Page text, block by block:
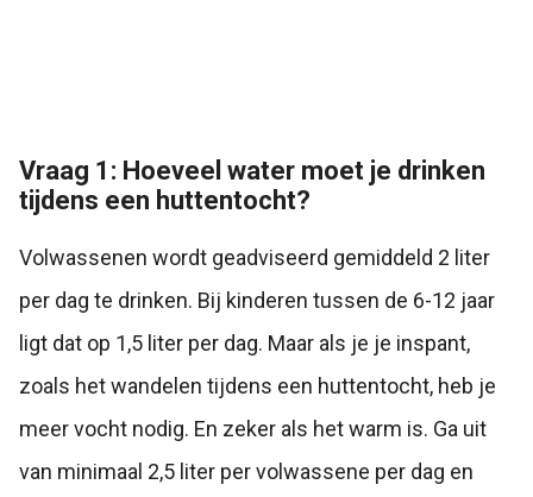
Vraag 1: Hoeveel water moet je drinken
tijdens een huttentocht?
Volwassenen wordt geadviseerd gemiddeld 2 liter
per dag te drinken. Bij kinderen tussen de 6-12 jaar
ligt dat op 1,5 liter per dag. Maar als je je inspant,
zoals het wandelen tijdens een huttentocht, heb je
meer vocht nodig. En zeker als het warm is. Ga uit
van minimaal 2,5 liter per volwassene per dag en